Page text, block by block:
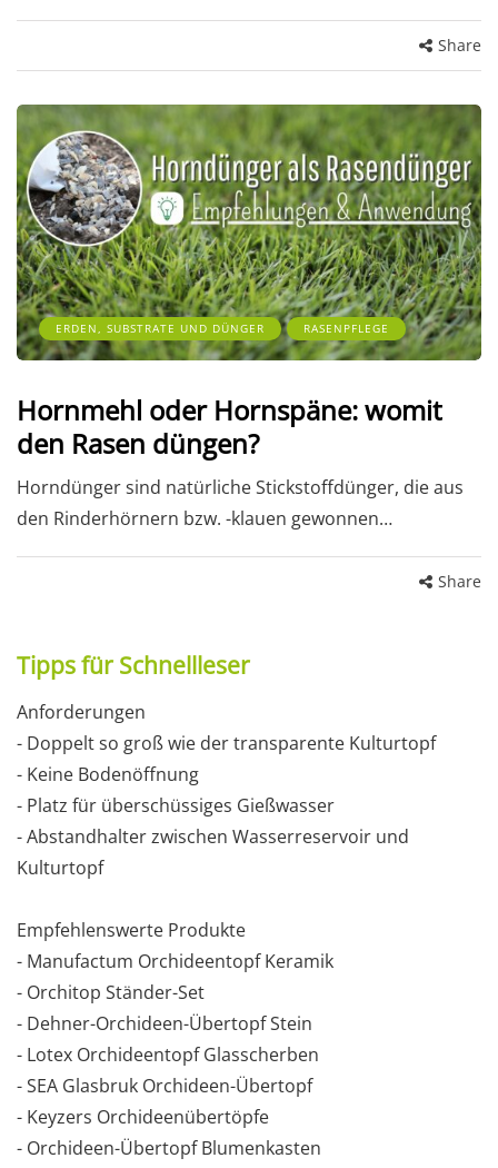
Share
ERDEN, SUBSTRATE UND DÜNGER RASENPFLEGE
Hornmehl oder Hornspäne: womit
den Rasen düngen?
Horndünger sind natürliche Stickstoffdünger, die aus
den Rinderhörnern bzw. -klauen gewonnen…
Share
Tipps für Schnellleser
Anforderungen
- Doppelt so groß wie der transparente Kulturtopf
- Keine Bodenöffnung
- Platz für überschüssiges Gießwasser
- Abstandhalter zwischen Wasserreservoir und
Kulturtopf
Empfehlenswerte Produkte
- Manufactum Orchideentopf Keramik
- Orchitop Ständer-Set
- Dehner-Orchideen-Übertopf Stein
- Lotex Orchideentopf Glasscherben
- SEA Glasbruk Orchideen-Übertopf
- Keyzers Orchideenübertöpfe
- Orchideen-Übertopf Blumenkasten